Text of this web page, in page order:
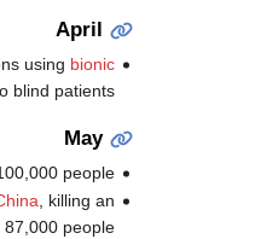
April
using bionic
blind patients.
May
people.
, killing an
people.